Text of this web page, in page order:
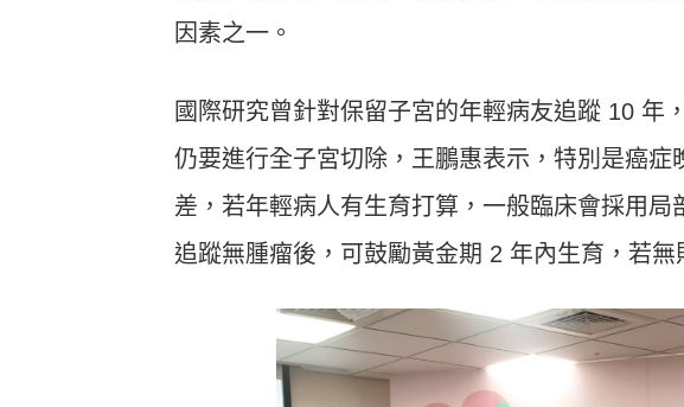
因素之一。
國際研究曾針對保留子宮的年輕病友追蹤 10 年
仍要進行全子宮切除，王鵬惠表示，特別是癌
差，若年輕病人有生育打算，一般臨床會採用
追蹤無腫瘤後，可鼓勵黃金期 2 年內生育，若無